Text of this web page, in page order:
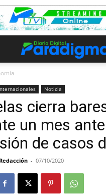
Noticia
cierra
un mes ante
de casos
- 07/10/2020